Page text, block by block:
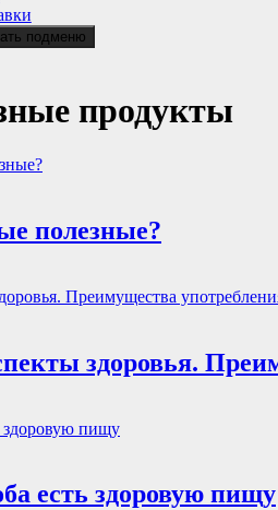
подменю
продукты
полезные?
здоровья.
есть здоровую пищу